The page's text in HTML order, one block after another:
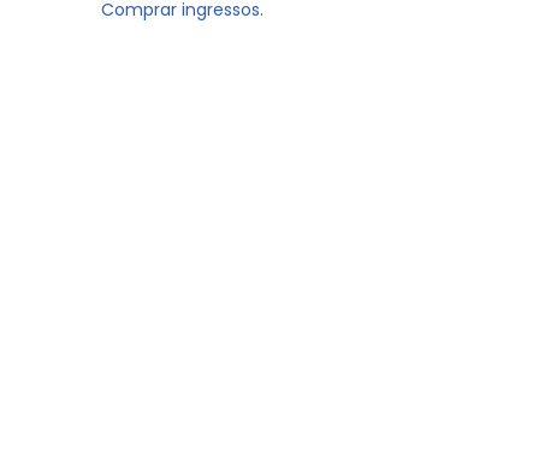
Comprar ingressos.